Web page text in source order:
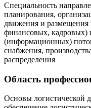
Специальность
планирования,
движения и размещения
финансовых, кадровых)
(информационных)
снабжения,
распределения
Область
Основы логистической